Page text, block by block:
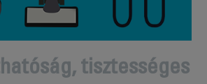
tisztességes